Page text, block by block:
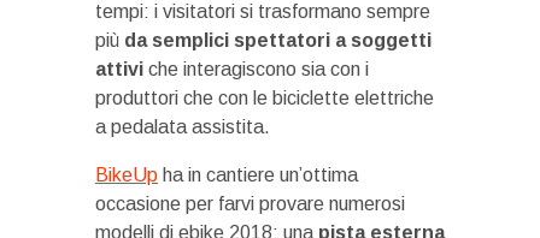
tempi: i visitatori si trasformano sempre
più da semplici spettatori a soggetti
attivi che interagiscono sia con i
produttori che con le biciclette elettriche
a pedalata assistita.
BikeUp ha in cantiere un’ottima
occasione per farvi provare numerosi
modelli di ebike 2018: una pista esterna